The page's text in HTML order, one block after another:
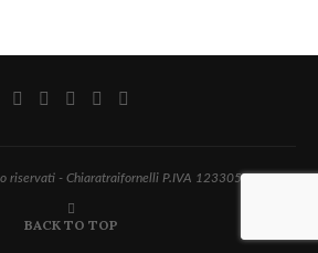
riservati - Chiaratraifornelli P.IVA 12330560017
BACK TO TOP